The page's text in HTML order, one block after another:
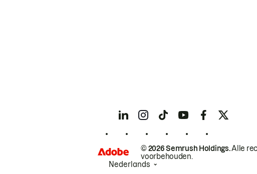
© 2026 Semrush Holdings.Alle
voorbehouden.
Nederlands